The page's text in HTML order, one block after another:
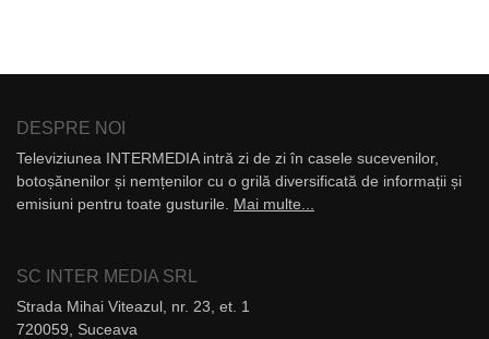
DESPRE NOI
Televiziunea INTERMEDIA intră zi de zi în casele sucevenilor,
botoșănenilor și nemțenilor cu o grilă diversificată de informații și
emisiuni pentru toate gusturile. Mai multe...
SC INTER MEDIA SRL
Strada Mihai Viteazul, nr. 23, et. 1
720059, Suceava